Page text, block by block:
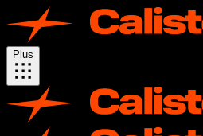
Plus